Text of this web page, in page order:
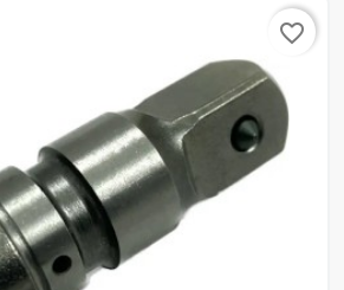
favorite_border